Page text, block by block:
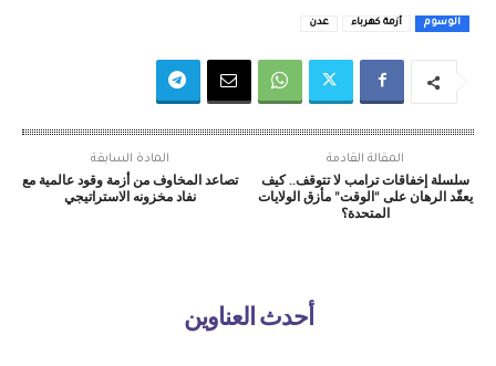
الوسوم أزمة كهرباء عدن
المادة السابقة
تصاعد المخاوف من أزمة وقود عالمية مع
نفاد مخزونه الاستراتيجي
المقالة القادمة
سلسلة إخفاقات ترامب لا تتوقف.. كيف
يعقّد الرهان على “الوقت” مأزق الولايات
المتحدة؟
أحدث العناوين